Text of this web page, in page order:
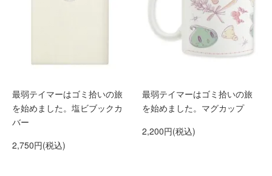
最弱テイマーはゴミ拾いの旅
を始めました。塩ビブックカ
バー
2,750円(税込)
最弱テイマーはゴミ拾いの旅
を始めました。マグカップ
2,200円(税込)